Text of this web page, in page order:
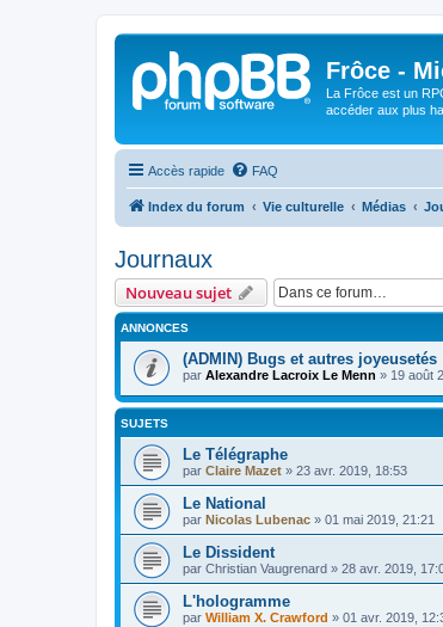
Frôce -
La Frôce est un
accéder aux plus
Accès rapide FAQ
Index du forum Vie culturelle Médias
Journaux
Nouveau sujet
ANNONCES
(ADMIN) Bugs et autres joyeusetés
par Alexandre Lacroix Le Menn » 19 août
SUJETS
Le Télégraphe
par Claire Mazet » 23 avr. 2019, 18:53
Le National
par Nicolas Lubenac » 01 mai 2019, 21:21
Le Dissident
par Christian Vaugrenard » 28 avr. 2019,
L'hologramme
par William X. Crawford » 01 avr. 2019,